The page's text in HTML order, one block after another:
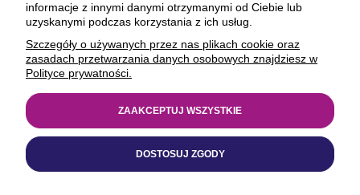
Realizacja
https://xeniadesign.pl/| Sklep
informacje z innymi danymi otrzymanymi od Ciebie lub
uzyskanymi podczas korzystania z ich usług.
Szczegóły o używanych przez nas plikach cookie oraz
zasadach przetwarzania danych osobowych znajdziesz w
Polityce prywatności.
DOSTOSUJ ZGODY
ZAAKCEPTUJ WSZYSTKIE